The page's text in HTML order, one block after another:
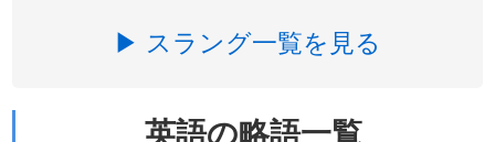
▶ スラング一覧を見る
英語の略語一覧